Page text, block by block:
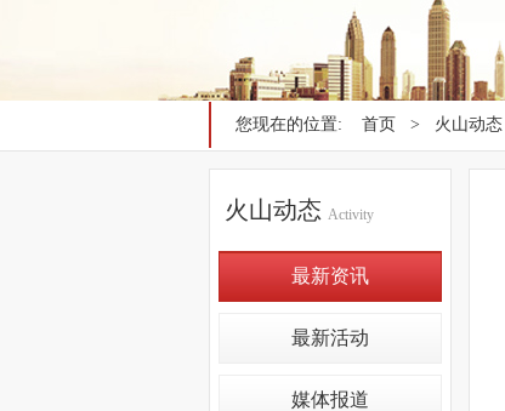
您现在的位置: 首页 > 火山动态
火山动态 Activity
最新资讯
最新活动
媒体报道